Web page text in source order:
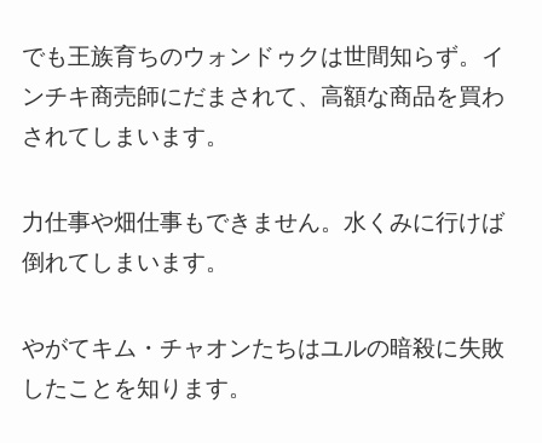
でも王族育ちのウォンドゥクは世間知らず。イ
ンチキ商売師にだまされて、高額な商品を買わ
されてしまいます。
力仕事や畑仕事もできません。水くみに行けば
倒れてしまいます。
やがてキム・チャオンたちはユルの暗殺に失敗
したことを知ります。